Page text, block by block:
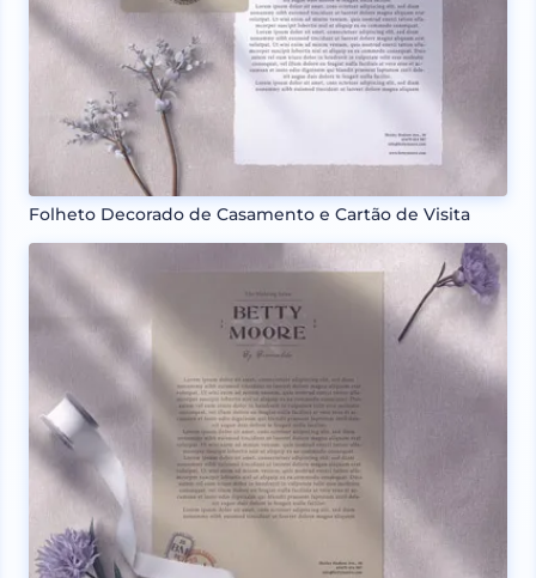
Folheto Decorado de Casamento e Cartão de Visita